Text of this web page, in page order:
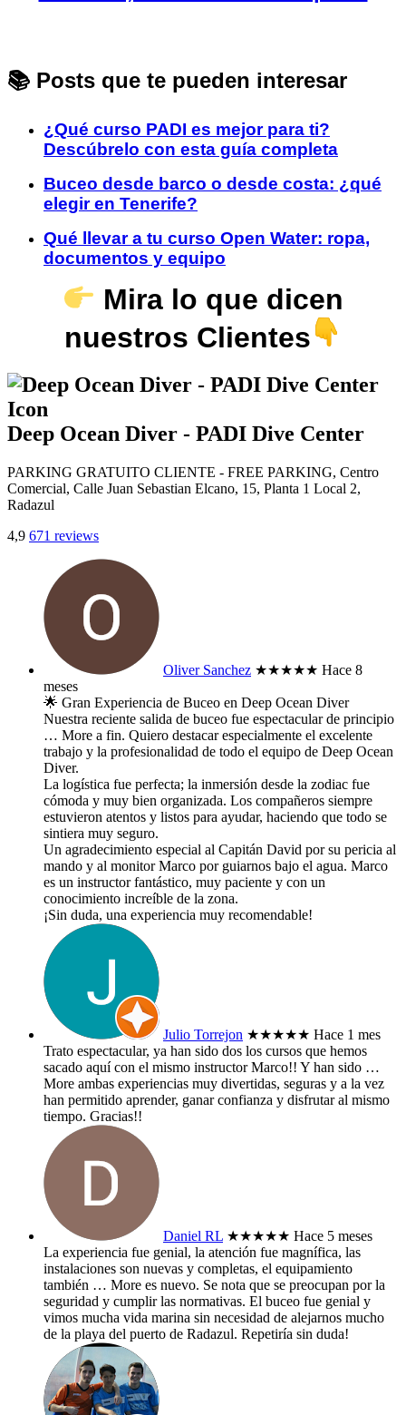
📚 Posts que te pueden interesar
¿Qué curso PADI es mejor para ti?
Descúbrelo con esta guía completa
Buceo desde barco o desde costa: ¿qué
elegir en Tenerife?
Qué llevar a tu curso Open Water: ropa,
documentos y equipo
Mira lo que dicen
nuestros Clientes
Deep Ocean Diver - PADI Dive Center
PARKING GRATUITO CLIENTE - FREE PARKING, Centro
Comercial, Calle Juan Sebastian Elcano, 15, Planta 1 Local 2,
Radazul
4,9 671 reviews
Oliver Sanchez ★★★★★ Hace 8
meses
​🌟 Gran Experiencia de Buceo en Deep Ocean Diver
​Nuestra reciente salida de buceo fue espectacular de principio
… More a fin. Quiero destacar especialmente el excelente
trabajo y la profesionalidad de todo el equipo de Deep Ocean
Diver.
​La logística fue perfecta; la inmersión desde la zodiac fue
cómoda y muy bien organizada. Los compañeros siempre
estuvieron atentos y listos para ayudar, haciendo que todo se
sintiera muy seguro.
​Un agradecimiento especial al Capitán David por su pericia al
mando y al monitor Marco por guiarnos bajo el agua. Marco
es un instructor fantástico, muy paciente y con un
conocimiento increíble de la zona.
​¡Sin duda, una experiencia muy recomendable!
Julio Torrejon ★★★★★ Hace 1 mes
Trato espectacular, ya han sido dos los cursos que hemos
sacado aquí con el mismo instructor Marco!! Y han sido …
More ambas experiencias muy divertidas, seguras y a la vez
han permitido aprender, ganar confianza y disfrutar al mismo
tiempo. Gracias!!
Daniel RL ★★★★★ Hace 5 meses
La experiencia fue genial, la atención fue magnífica, las
instalaciones son nuevas y completas, el equipamiento
también … More es nuevo. Se nota que se preocupan por la
seguridad y cumplir las normativas. El buceo fue genial y
vimos mucha vida marina sin necesidad de alejarnos mucho
de la playa del puerto de Radazul. Repetiría sin duda!